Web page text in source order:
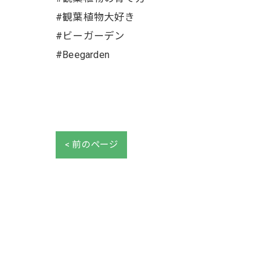
#観葉植物大好き
#ビーガーデン
#Beegarden
< 前のページ